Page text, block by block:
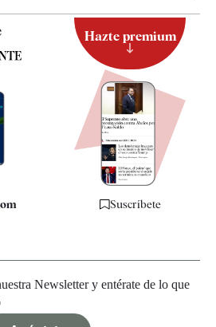
Hazte premium
Suscríbete
Newsletter y entérate de lo que